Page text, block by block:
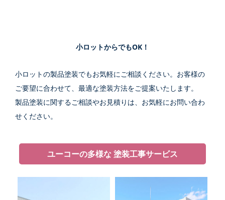
小ロットからでもOK！
小ロットの製品塗装でもお気軽にご相談ください。お客様の
ご要望に合わせて、最適な塗装方法をご提案いたします。
製品塗装に関するご相談やお見積りは、お気軽にお問い合わ
せください。
ユーコーの多様な塗装工事サービス